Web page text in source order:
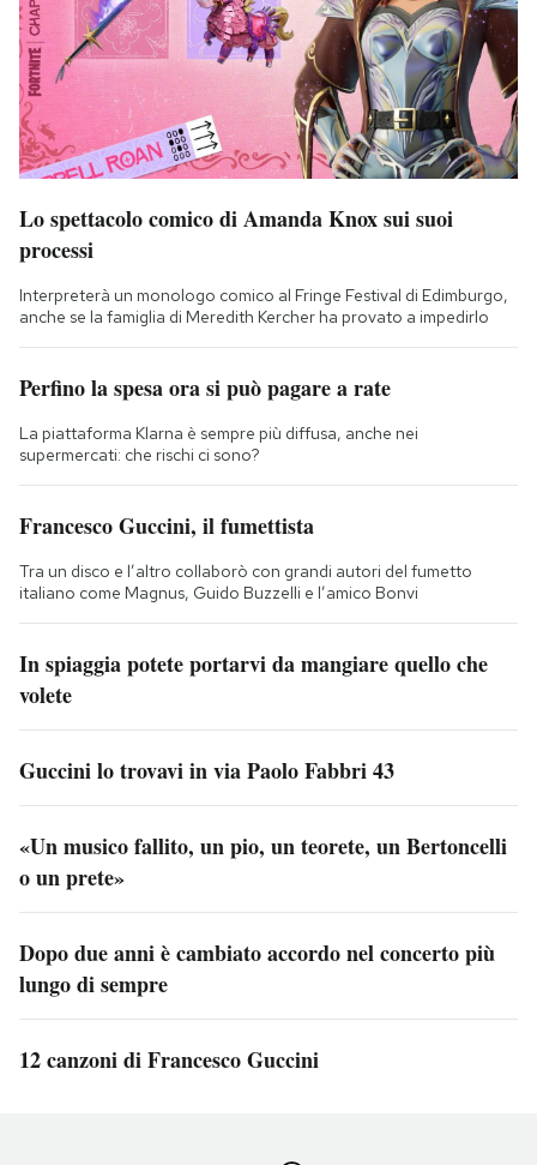
Lo spettacolo comico di Amanda Knox sui suoi
processi
Interpreterà un monologo comico al Fringe Festival di Edimburgo,
anche se la famiglia di Meredith Kercher ha provato a impedirlo
Perfino la spesa ora si può pagare a rate
La piattaforma Klarna è sempre più diffusa, anche nei
supermercati: che rischi ci sono?
Francesco Guccini, il fumettista
Tra un disco e l’altro collaborò con grandi autori del fumetto
italiano come Magnus, Guido Buzzelli e l’amico Bonvi
In spiaggia potete portarvi da mangiare quello che
volete
Guccini lo trovavi in via Paolo Fabbri 43
«Un musico fallito, un pio, un teorete, un Bertoncelli
o un prete»
Dopo due anni è cambiato accordo nel concerto più
lungo di sempre
12 canzoni di Francesco Guccini